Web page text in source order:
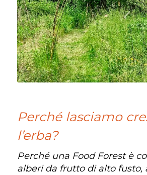
Perché lasciamo
l’erba?
Perché una Food Forest è
alberi da frutto di alto fusto,